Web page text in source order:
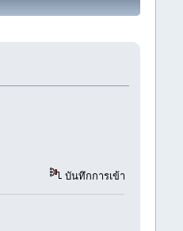
บันทึกการเข้า